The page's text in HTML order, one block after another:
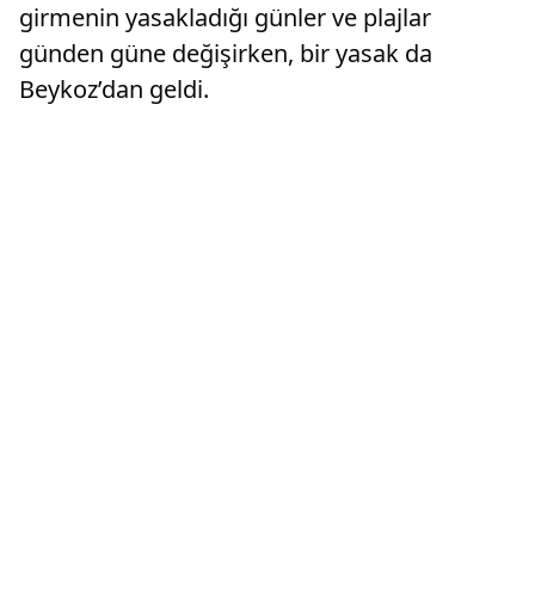
girmenin yasakladığı günler ve plajlar
günden güne değişirken, bir yasak da
Beykoz’dan geldi.